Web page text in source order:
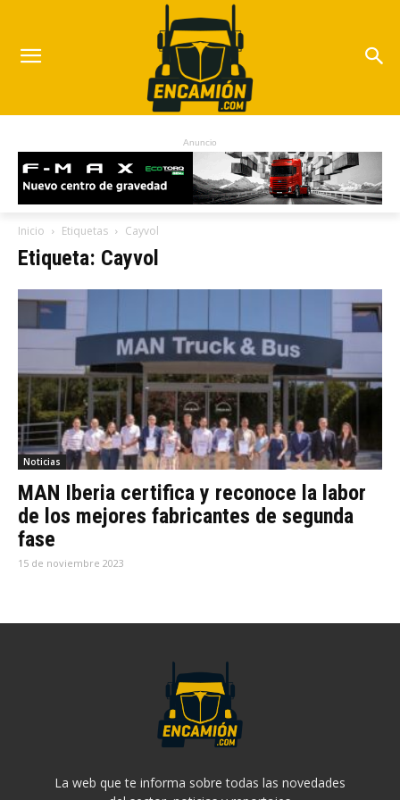
Anuncio
Inicio Etiquetas Cayvol
Etiqueta: Cayvol
Noticias
MAN Iberia certifica y reconoce la labor
de los mejores fabricantes de segunda
fase
15 de noviembre 2023
La web que te informa sobre todas las novedades